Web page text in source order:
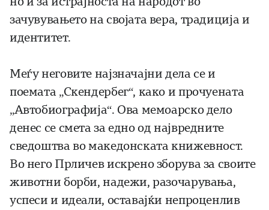
зачувувањето на својата вера, традиција и
идентитет.
Меѓу неговите најзначајни дела се и
поемата „Скендербег“, како и прочуената
„Автобиографија“. Ова мемоарско дело
денес се смета за едно од највредните
сведоштва во македонската книжевност.
Во него Прличев искрено зборува за своите
животни борби, надежи, разочарувања,
успеси и идеали, оставајќи непроценлив